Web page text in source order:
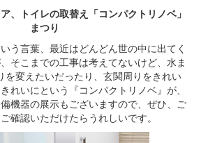
、トイレの取替え「コンパクトリノベ」
まつり
言葉、最近はどんどん世の中に出てく
そこまでの工事は考えてないけど、水ま
を変えたいだったり、玄関周りをきれい
れいにという『コンパクトリノベ』が、
機器の展示もございますので、ぜひ、ご
確認いただけたらうれしいです。